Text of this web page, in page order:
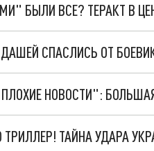
БЫЛИ ВСЕ? ТЕРАКТ В
СПАСЛИСЬ ОТ
ТРИЛЛЕР! ТАЙНА УДАРА